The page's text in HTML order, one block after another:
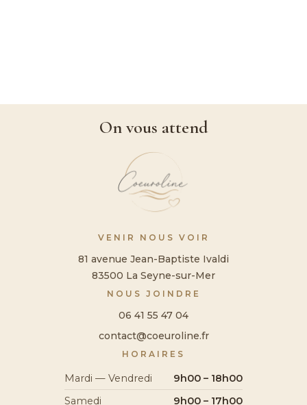
On vous attend
VENIR NOUS VOIR
81 avenue Jean-Baptiste Ivaldi
83500 La Seyne-sur-Mer
NOUS JOINDRE
06 41 55 47 04
contact@coeuroline.fr
HORAIRES
Mardi — Vendredi
9h00 – 18h00
Samedi
9h00 – 17h00